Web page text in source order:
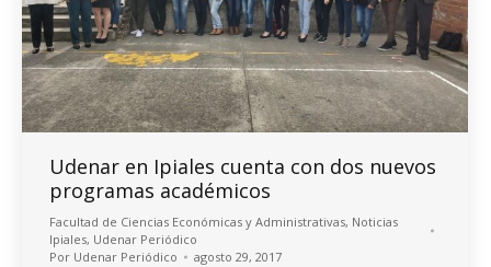
Udenar en Ipiales cuenta con dos nuevos
programas académicos
Facultad de Ciencias Económicas y Administrativas, Noticias
Ipiales, Udenar Periódico
Por Udenar Periódico agosto 29, 2017